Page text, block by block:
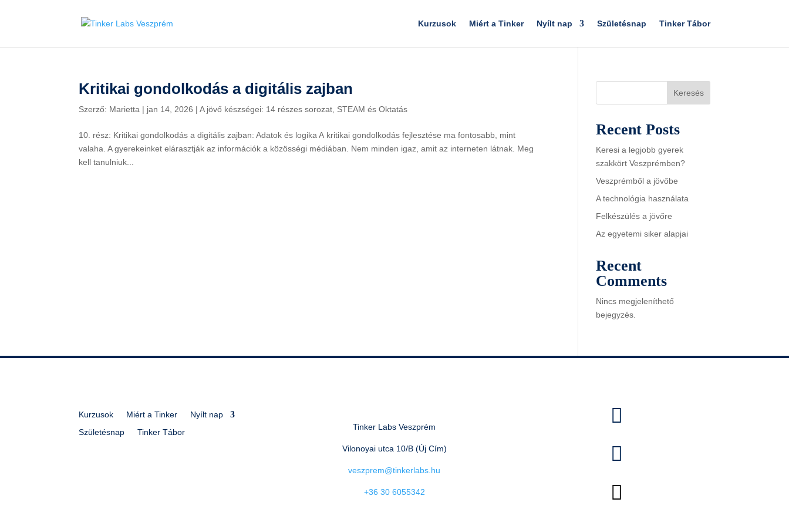
Kurzusok Miért a Tinker Nyílt nap Születésnap Tinker Tábor
Kritikai gondolkodás a digitális zajban
Szerző: Marietta | jan 14, 2026 |A jövő készségei: 14 részes sorozat STEAM és Oktatás
10. rész: Kritikai gondolkodás a digitális zajban: Adatok és logika A kritikai gondolkodás fejlesztése ma fontosabb, mint
valaha. A gyerekeinket elárasztják az információk a közösségi médiában. Nem minden igaz, amit az interneten látnak. Meg
kell tanulniuk...
Keresés
Recent Posts
Keresi a legjobb gyerek
szakkört Veszprémben?
Veszprémből a jövőbe
A technológia használata
Felkészülés a jövőre
Az egyetemi siker alapjai
Recent
Comments
Nincs megjeleníthető
bejegyzés.
Kurzusok Miért a Tinker
Nyílt nap
Születésnap
Tinker Tábor
Tinker Labs Veszprém
Vilonoyai utca 10/B (Új Cím)
veszprem@tinkerlabs.hu
+36 30 6055342


